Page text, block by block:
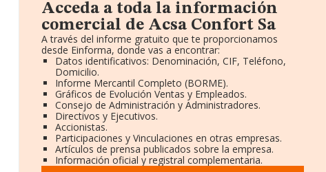
Acceda a toda la información
comercial de Acsa Confort Sa
A través del informe gratuito que te proporcionamos
desde Einforma, donde vas a encontrar:
Datos identificativos: Denominación, CIF, Teléfono,
Domicilio.
Informe Mercantil Completo (BORME).
Gráficos de Evolución Ventas y Empleados.
Consejo de Administración y Administradores.
Directivos y Ejecutivos.
Accionistas.
Participaciones y Vinculaciones en otras empresas.
Artículos de prensa publicados sobre la empresa.
Información oficial y registral complementaria.